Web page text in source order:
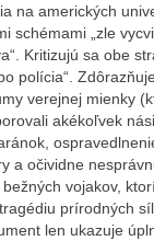
na amerických
schémami „zle
Kritizujú sa obe
polícia“.
verejnej mienky
akékoľvek
a očividne
vojakov,
prírodných
len ukazuje